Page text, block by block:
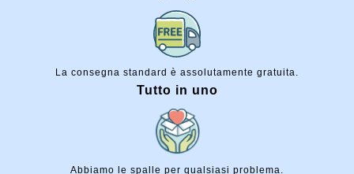
La consegna standard è assolutamente gratuita.
Tutto in uno
Abbiamo le spalle per qualsiasi problema.